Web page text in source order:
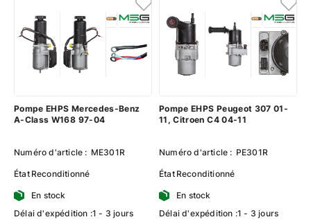
Pompe EHPS Mercedes-Benz
A-Class W168 97-04
Numéro d'article : ME301R
État Reconditionné
En stock
Délai d'expédition :1 - 3 jours
Pompe EHPS Peugeot 307 01-
11, Citroen C4 04-11
Numéro d'article : PE301R
État Reconditionné
En stock
Délai d'expédition :1 - 3 jours